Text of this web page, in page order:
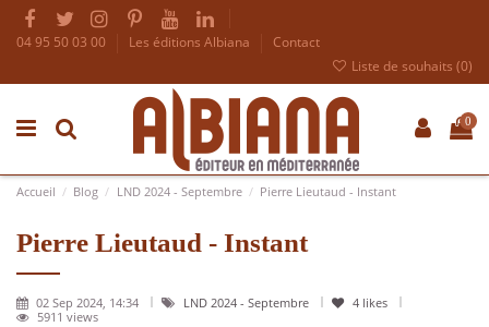
04 95 50 03 00 Les éditions Albiana
Contact
Liste de souhaits (0)
0
Accueil Blog LND 2024 - Septembre Pierre Lieutaud - Instant
Pierre Lieutaud - Instant
02 Sep 2024, 14:34 LND 2024 - Septembre 4 likes
5911 views